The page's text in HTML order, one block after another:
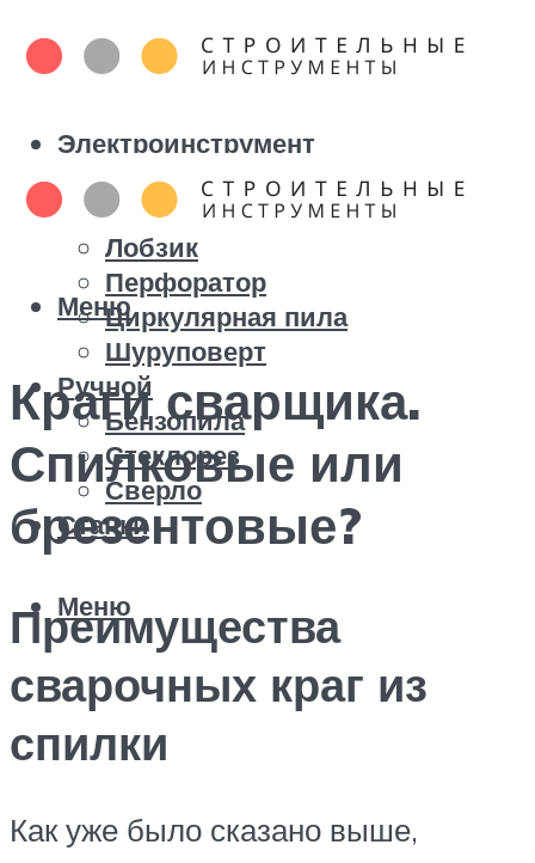
Электроинструмент
Болгарка
Дрель
Лобзик
Перфоратор
Циркулярная пила
Шуруповерт
Ручной
Бензопила
Стеклорез
Сверло
Станки
Меню
Меню
Краги сварщика.
Спилковые или
брезентовые?
Преимущества
сварочных краг из
спилки
Как уже было сказано выше,